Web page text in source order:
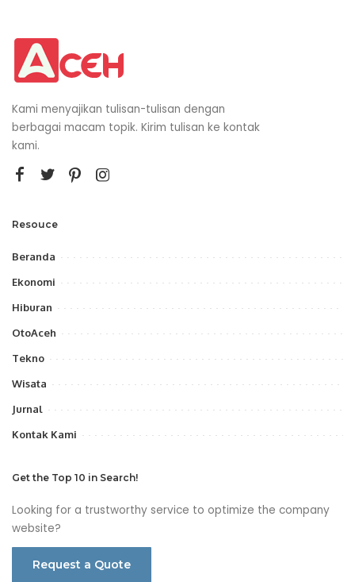
Kami menyajikan tulisan-tulisan dengan
berbagai macam topik. Kirim tulisan ke kontak
kami.
Resouce
Beranda
Ekonomi
Hiburan
OtoAceh
Tekno
Wisata
Jurnal
Kontak Kami
Get the Top 10 in Search!
Looking for a trustworthy service to optimize the company
website?
Request a Quote